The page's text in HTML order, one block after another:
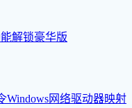
解锁豪华版
Windows网络驱动器映射